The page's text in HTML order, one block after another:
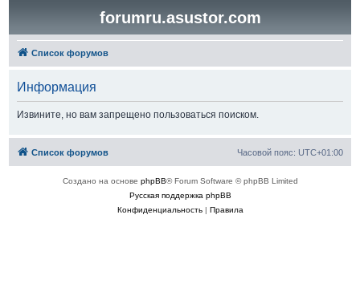
forumru.asustor.com
Список форумов
Информация
Извините, но вам запрещено пользоваться поиском.
Список форумов Часовой пояс: UTC+01:00
Создано на основе phpBB® Forum Software © phpBB Limited
Русская поддержка phpBB
Конфиденциальность| Правила